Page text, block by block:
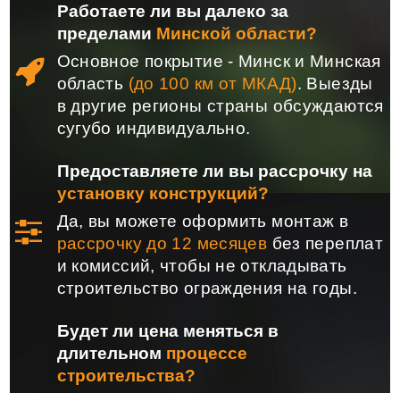
Работаете ли вы далеко за
пределами Минской области?
Основное покрытие - Минск и Минская
область (до 100 км от МКАД). Выезды
в другие регионы страны обсуждаются
сугубо индивидуально.
Предоставляете ли вы рассрочку на
установку конструкций?
Да, вы можете оформить монтаж в
рассрочку до 12 месяцев без переплат
и комиссий, чтобы не откладывать
строительство ограждения на годы.
Будет ли цена меняться в
длительном процессе
строительства?